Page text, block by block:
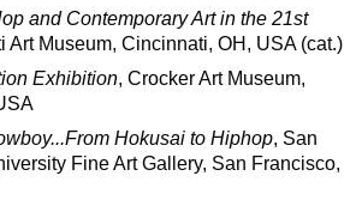
and Contemporary Art in the 21st
Art Museum, Cincinnati, OH, USA (cat.)
Exhibition, Crocker Art Museum,
Hokusai to Hiphop, San
Fine Art Gallery, San Francisco,